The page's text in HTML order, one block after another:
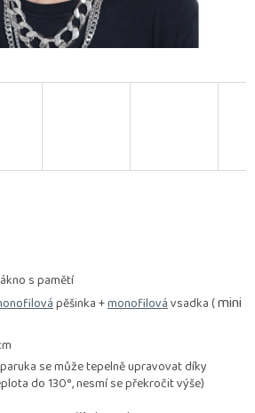
s pamětí
pěšinka +monofilovávsadka (mini
paruka se může tepelně upravovat díky
do 130°, nesmí se překročit výše)